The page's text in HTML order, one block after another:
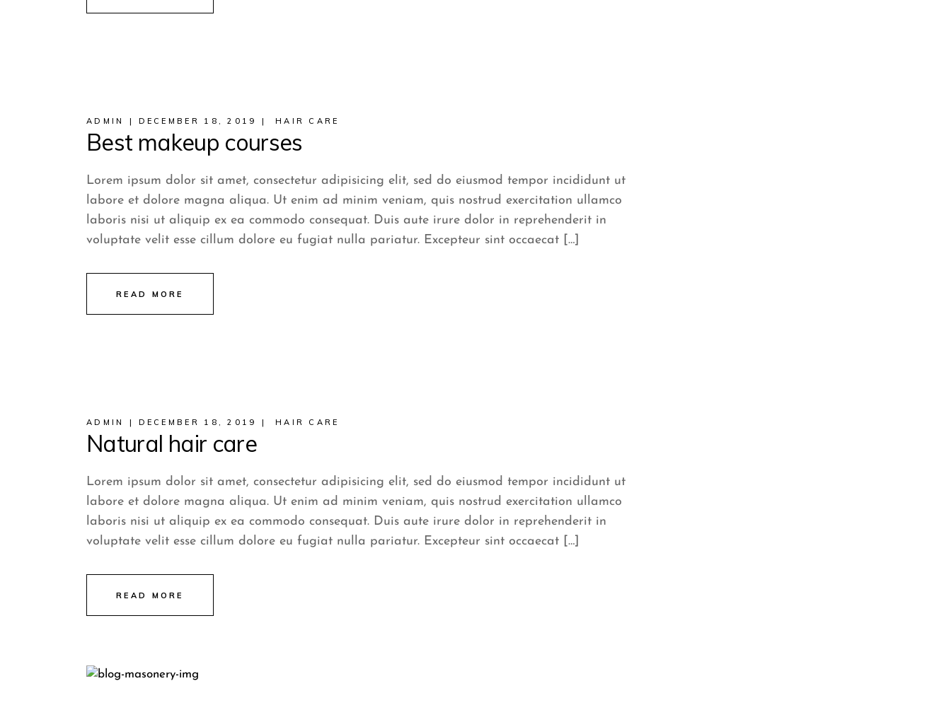
ADMIN DECEMBER 18, 2019 HAIR CARE
Best makeup courses
Lorem ipsum dolor sit amet, consectetur adipisicing elit, sed do eiusmod tempor incididunt ut
labore et dolore magna aliqua. Ut enim ad minim veniam, quis nostrud exercitation ullamco
laboris nisi ut aliquip ex ea commodo consequat. Duis aute irure dolor in reprehenderit in
voluptate velit esse cillum dolore eu fugiat nulla pariatur. Excepteur sint occaecat […]
READ MORE
ADMIN DECEMBER 18, 2019 HAIR CARE
Natural hair care
Lorem ipsum dolor sit amet, consectetur adipisicing elit, sed do eiusmod tempor incididunt ut
labore et dolore magna aliqua. Ut enim ad minim veniam, quis nostrud exercitation ullamco
laboris nisi ut aliquip ex ea commodo consequat. Duis aute irure dolor in reprehenderit in
voluptate velit esse cillum dolore eu fugiat nulla pariatur. Excepteur sint occaecat […]
READ MORE